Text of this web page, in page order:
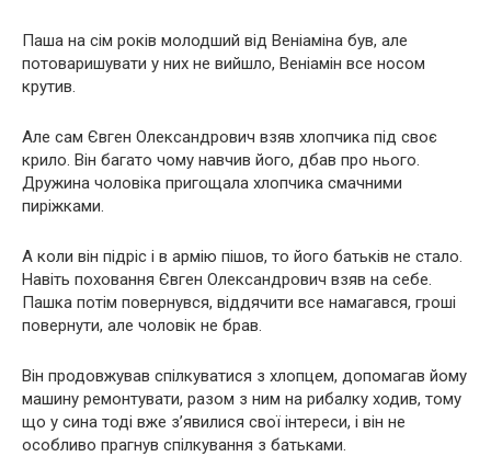
Паша на сім років молодший від Веніаміна був, але
потоваришувати у них не вийшло, Веніамін все носом
крутив.
Але сам Євген Олександрович взяв хлопчика під своє
крило. Він багато чому навчив його, дбав про нього.
Дружина чоловіка пригощала хлопчика смачними
пиріжками.
А коли він підріс і в армію пішов, то його батьків не стало.
Навіть поховання Євген Олександрович взяв на себе.
Пашка потім повернувся, віддячити все намагався, гроші
повернути, але чоловік не брав.
Він продовжував спілкуватися з хлопцем, допомагав йому
машину ремонтувати, разом з ним на рибалку ходив, тому
що у сина тоді вже з’явилися свої інтереси, і він не
особливо прагнув спілкування з батьками.